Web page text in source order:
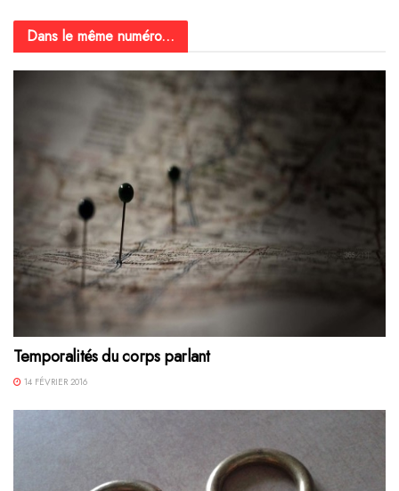
Dans le même numéro...
Temporalités du corps parlant
14 FÉVRIER 2016